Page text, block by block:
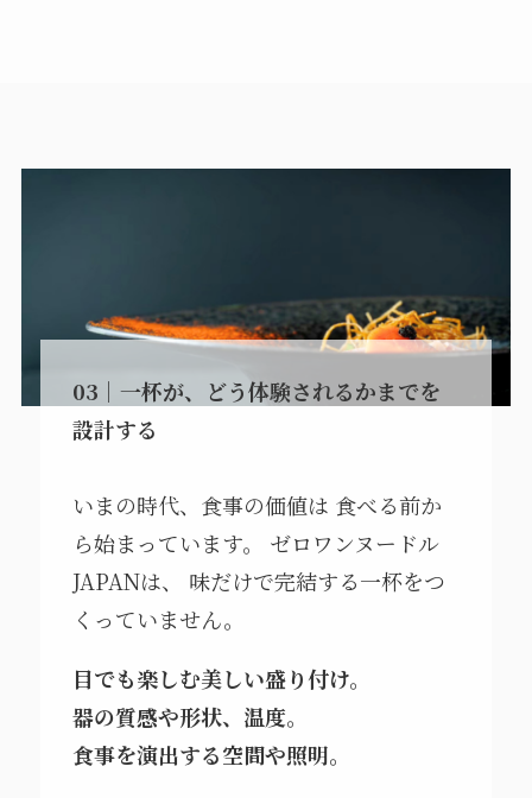
03｜一杯が、どう体験されるかまでを
設計する
いまの時代、食事の価値は 食べる前か
ら始まっています。 ゼロワンヌードル
JAPANは、 味だけで完結する一杯をつ
くっていません。
目でも楽しむ美しい盛り付け。
器の質感や形状、温度。
食事を演出する空間や照明。